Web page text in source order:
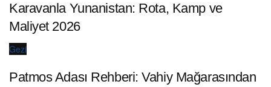
Karavanla Yunanistan: Rota, Kamp ve
Maliyet 2026
Gezi
Patmos Adası Rehberi: Vahiy Mağarasından